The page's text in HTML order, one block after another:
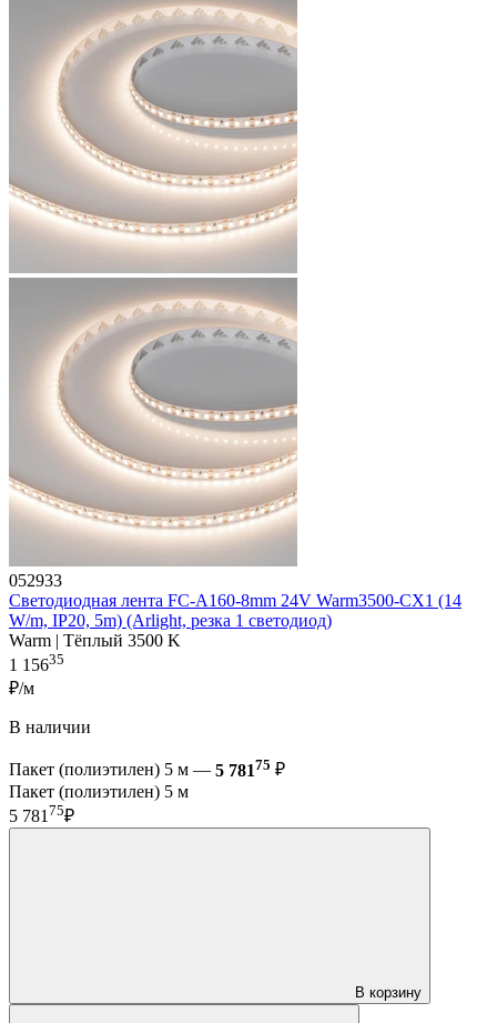
052933
Светодиодная лента FC-A160-8mm 24V Warm3500-CX1 (14
W/m, IP20, 5m) (Arlight, резка 1 светодиод)
Warm | Тёплый 3500 K
1 15635
₽/м
В наличии
Пакет (полиэтилен) 5 м — 5 78175 ₽
Пакет (полиэтилен) 5 м
5 781 75₽
В корзину